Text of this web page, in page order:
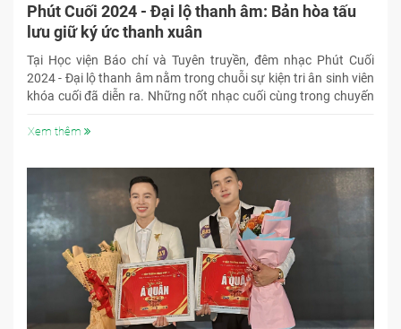
Phút Cuối 2024 - Đại lộ thanh âm: Bản hòa tấu
lưu giữ ký ức thanh xuân
Tại Học viện Báo chí và Tuyên truyền, đêm nhạc Phút Cuối
2024 - Đại lộ thanh âm nằm trong chuỗi sự kiện tri ân sinh viên
khóa cuối đã diễn ra. Những nốt nhạc cuối cùng trong chuyến
niệm tuổi thanh xuân vang lên như một lời chúc cho các tân cử
Xem thêm